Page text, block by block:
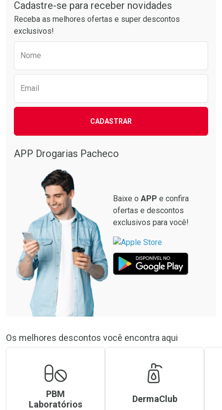
Por R$ 24,29/cada
Por R$ 52,64/cada
Cadastre-se para receber novidades
Receba as melhores ofertas e super descontos
exclusivos!
Nome
Email
CADASTRAR
APP Drogarias Pacheco
Baixe o APP e confira
ofertas e descontos
exclusivos para você!
Os melhores descontos você encontra aqui
PBM
Laboratórios
DermaClub